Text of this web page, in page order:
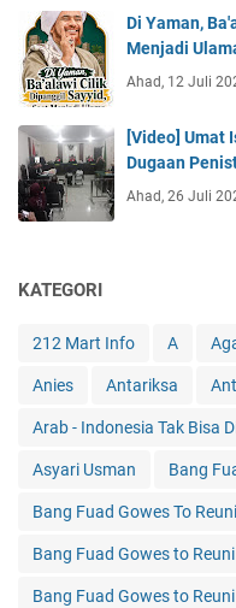
Di Yaman,
Menjadi
Ahad, 12 Juli
[Video] Umat
Dugaan
Ahad, 26 Juli
KATEGORI
212 Mart Info A
Anies Antariksa
Arab - Indonesia Tak Bisa
Asyari Usman Bang
Bang Fuad Gowes To
Bang Fuad Gowes to
Bang Fuad Gowes to